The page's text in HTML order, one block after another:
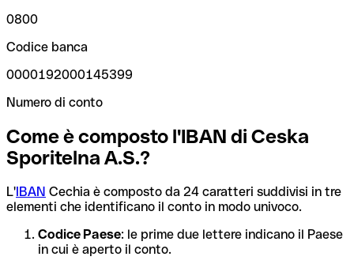
0800
Codice banca
0000192000145399
Numero di conto
Come è composto l'IBAN di Ceska
Sporitelna A.S.?
L'IBAN Cechia è composto da 24 caratteri suddivisi in tre
elementi che identificano il conto in modo univoco.
Codice Paese: le prime due lettere indicano il Paese
in cui è aperto il conto.